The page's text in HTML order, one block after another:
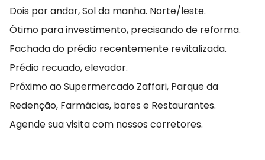
Dois por andar, Sol da manha. Norte/leste.
Ótimo para investimento, precisando de reforma.
Fachada do prédio recentemente revitalizada.
Prédio recuado, elevador.
Próximo ao Supermercado Zaffari, Parque da
Redenção, Farmácias, bares e Restaurantes.
Agende sua visita com nossos corretores.